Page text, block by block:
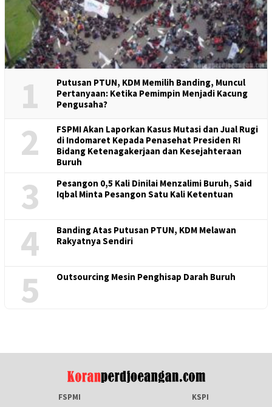
1
Putusan PTUN, KDM Memilih Banding, Muncul
Pertanyaan: Ketika Pemimpin Menjadi Kacung
Pengusaha?
2
FSPMI Akan Laporkan Kasus Mutasi dan Jual Rugi
di Indomaret Kepada Penasehat Presiden RI
Bidang Ketenagakerjaan dan Kesejahteraan
Buruh
3
Pesangon 0,5 Kali Dinilai Menzalimi Buruh, Said
Iqbal Minta Pesangon Satu Kali Ketentuan
4
Banding Atas Putusan PTUN, KDM Melawan
Rakyatnya Sendiri
5 Outsourcing Mesin Penghisap Darah Buruh
FSPMI KSPI